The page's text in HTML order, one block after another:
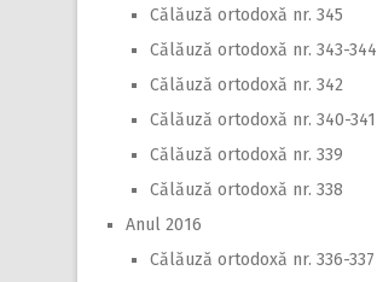
Călăuză ortodoxă nr. 345
Călăuză ortodoxă nr. 343-344
Călăuză ortodoxă nr. 342
Călăuză ortodoxă nr. 340-341
Călăuză ortodoxă nr. 339
Călăuză ortodoxă nr. 338
Anul 2016
Călăuză ortodoxă nr. 336-337